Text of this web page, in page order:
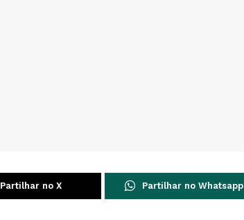
Partilhar no X Partilhar no Whatsapp